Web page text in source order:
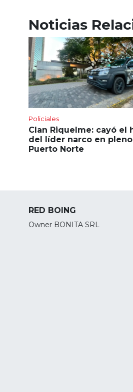
Noticias
Policiales
Clan Riquelme: cayó el
del líder narco en pleno
Puerto Norte
RED BOING
Owner BONITA SRL